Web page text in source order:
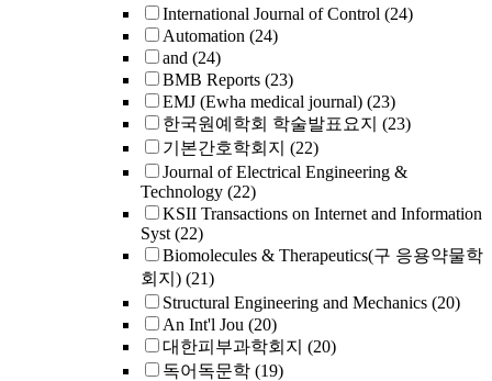
International Journal of Control (24)
Automation (24)
and (24)
BMB Reports (23)
EMJ (Ewha medical journal) (23)
한국원예학회 학술발표요지 (23)
기본간호학회지 (22)
Journal of Electrical Engineering &
Technology (22)
KSII Transactions on Internet and Information
Syst (22)
Biomolecules & Therapeutics(구 응용약물학
회지) (21)
Structural Engineering and Mechanics (20)
An Int'l Jou (20)
대한피부과학회지 (20)
독어독문학 (19)